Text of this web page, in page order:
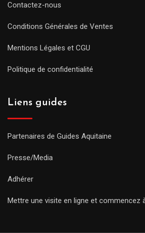
Contactez-nous
Conditions Générales de Ventes
Mentions Légales et CGU
Politique de confidentialité
Liens guides
Partenaires de Guides Aquitaine
Presse/Media
Adhérer
Mettre une visite en ligne et commencez